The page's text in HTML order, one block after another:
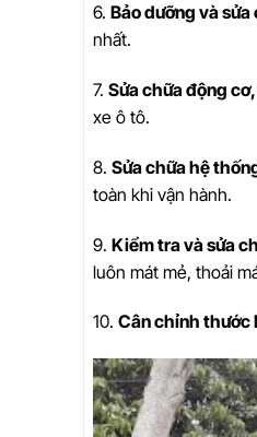
6. Bảo dưỡng và
nhất.
7. Sửa chữa động
xe ô tô.
8. Sửa chữa hệ
toàn khi vận hành.
9. Kiểm tra và sửa
luôn mát mẻ, thoải
10. Cân chỉnh thước